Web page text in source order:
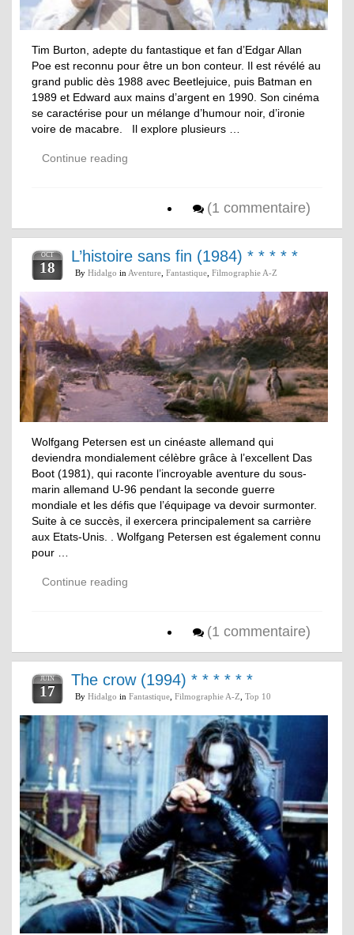
Tim Burton, adepte du fantastique et fan d’Edgar Allan
Poe est reconnu pour être un bon conteur. Il est révélé au
grand public dès 1988 avec Beetlejuice, puis Batman en
1989 et Edward aux mains d’argent en 1990. Son cinéma
se caractérise pour un mélange d’humour noir, d’ironie
voire de macabre. Il explore plusieurs …
Continue reading
(1 commentaire)
OCT
18
L’histoire sans fin (1984) * * * * *
By Hidalgo in Aventure Fantastique Filmographie A-Z
Wolfgang Petersen est un cinéaste allemand qui
deviendra mondialement célèbre grâce à l’excellent Das
Boot (1981), qui raconte l’incroyable aventure du sous-
marin allemand U-96 pendant la seconde guerre
mondiale et les défis que l’équipage va devoir surmonter.
Suite à ce succès, il exercera principalement sa carrière
aux Etats-Unis. . Wolfgang Petersen est également connu
pour …
Continue reading
(1 commentaire)
JUIN
17
The crow (1994) * * * * * *
By Hidalgo in Fantastique Filmographie A-Z Top 10